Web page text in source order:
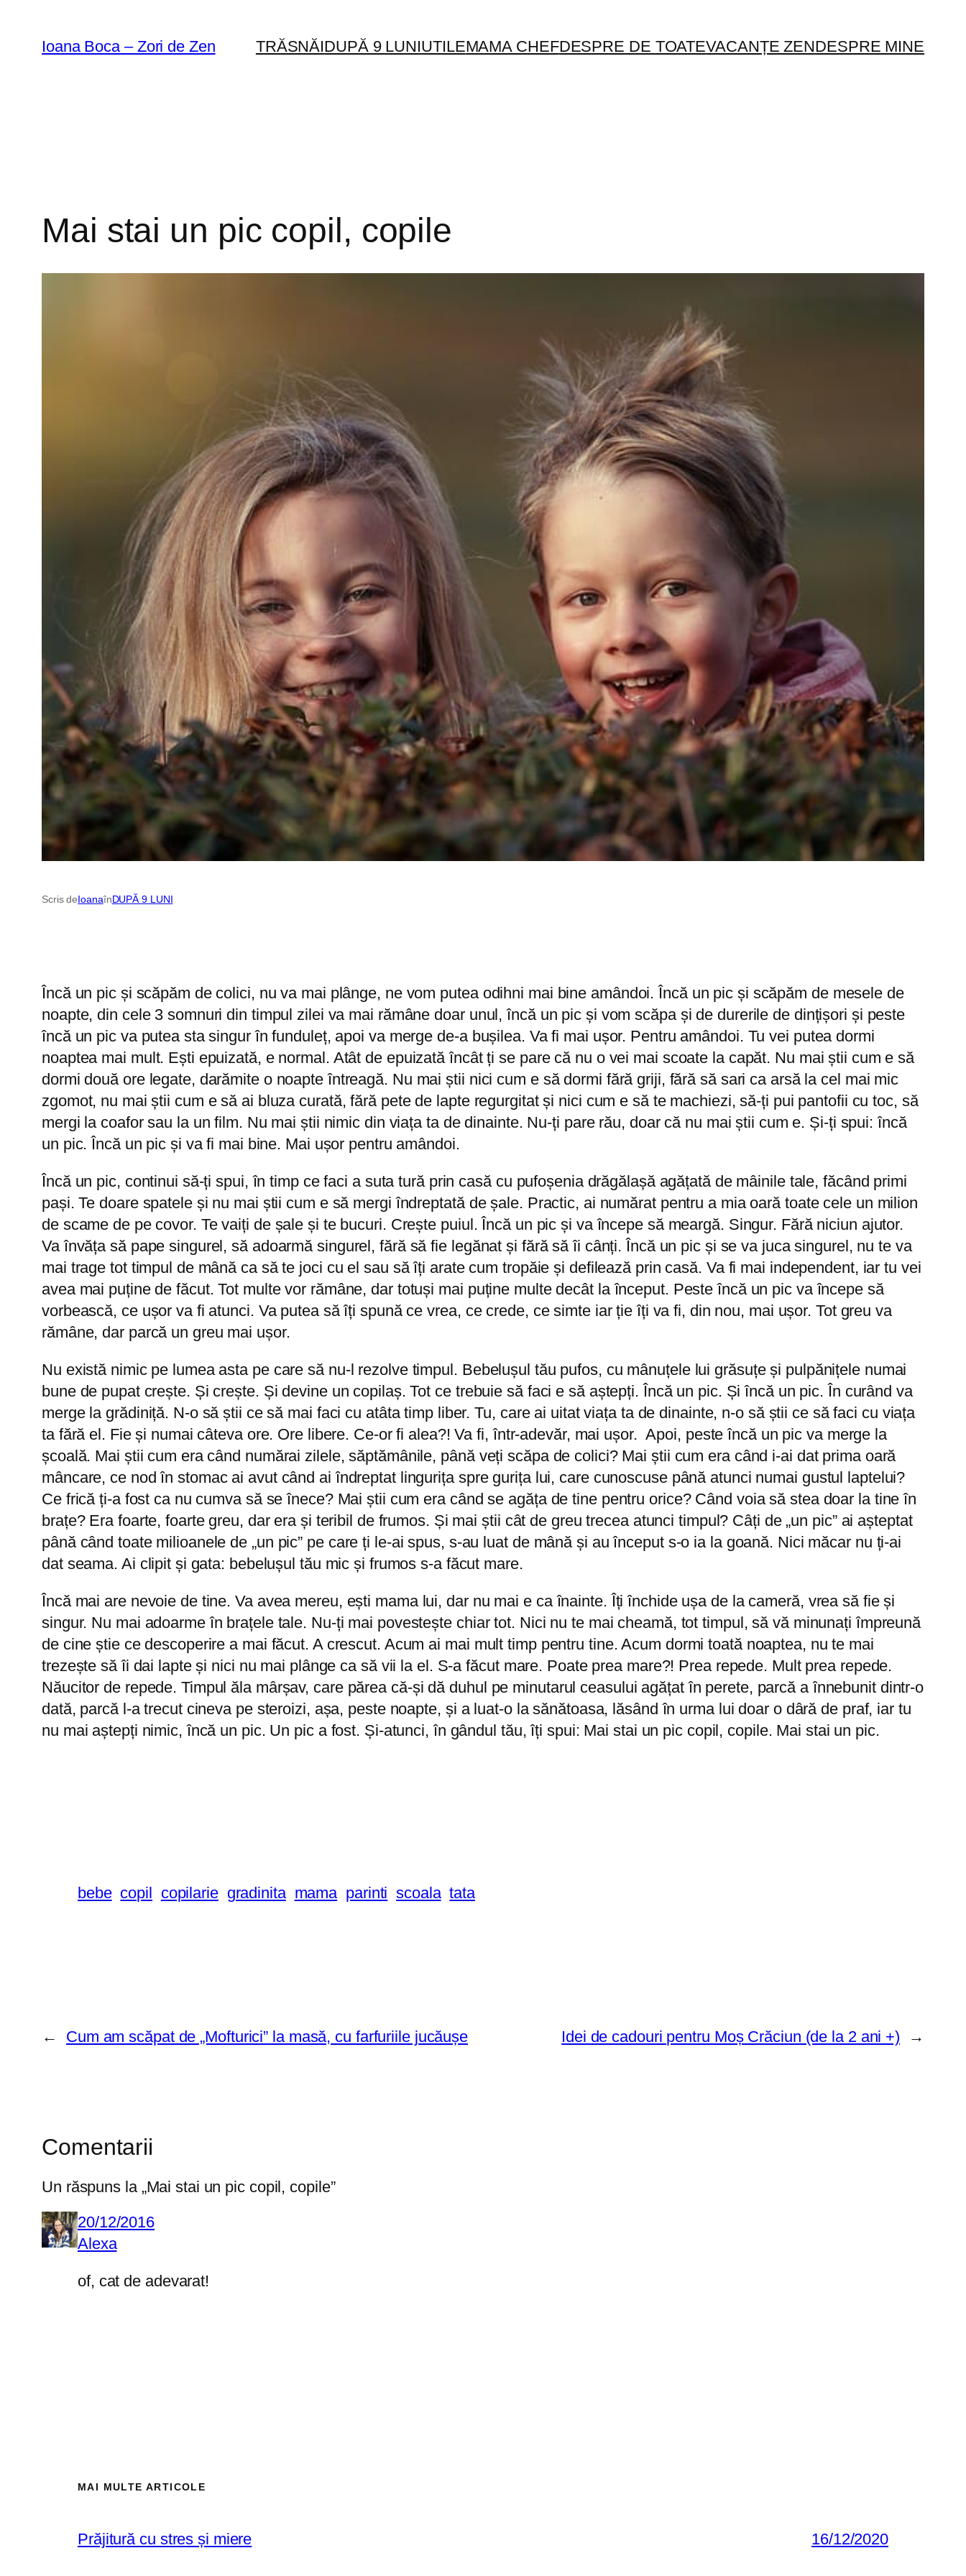
conținut
Ioana Boca – Zori de Zen TRĂSNĂIDUPĂ 9 LUNIUTILEMAMA CHEFDESPRE DE TOATEVACANȚE ZENDESPRE MINE
Mai stai un pic copil, copile
Scris deIoanaînDUPĂ 9 LUNI
Încă un pic și scăpăm de colici, nu va mai plânge, ne vom putea odihni mai bine amândoi. Încă un pic și scăpăm de mesele de
noapte, din cele 3 somnuri din timpul zilei va mai rămâne doar unul, încă un pic și vom scăpa și de durerile de dințișori și peste
încă un pic va putea sta singur în funduleț, apoi va merge de-a bușilea. Va fi mai ușor. Pentru amândoi. Tu vei putea dormi
noaptea mai mult. Ești epuizată, e normal. Atât de epuizată încât ți se pare că nu o vei mai scoate la capăt. Nu mai știi cum e să
dormi două ore legate, darămite o noapte întreagă. Nu mai știi nici cum e să dormi fără griji, fără să sari ca arsă la cel mai mic
zgomot, nu mai știi cum e să ai bluza curată, fără pete de lapte regurgitat și nici cum e să te machiezi, să-ți pui pantofii cu toc, să
mergi la coafor sau la un film. Nu mai știi nimic din viața ta de dinainte. Nu-ți pare rău, doar că nu mai știi cum e. Și-ți spui: încă
un pic. Încă un pic și va fi mai bine. Mai ușor pentru amândoi.
Încă un pic, continui să-ți spui, în timp ce faci a suta tură prin casă cu pufoșenia drăgălașă agățată de mâinile tale, făcând primi
pași. Te doare spatele și nu mai știi cum e să mergi îndreptată de șale. Practic, ai numărat pentru a mia oară toate cele un milion
de scame de pe covor. Te vaiți de șale și te bucuri. Crește puiul. Încă un pic și va începe să meargă. Singur. Fără niciun ajutor.
Va învăța să pape singurel, să adoarmă singurel, fără să fie legănat și fără să îi cânți. Încă un pic și se va juca singurel, nu te va
mai trage tot timpul de mână ca să te joci cu el sau să îți arate cum tropăie și defilează prin casă. Va fi mai independent, iar tu vei
avea mai puține de făcut. Tot multe vor rămâne, dar totuși mai puține multe decât la început. Peste încă un pic va începe să
vorbească, ce ușor va fi atunci. Va putea să îți spună ce vrea, ce crede, ce simte iar ție îți va fi, din nou, mai ușor. Tot greu va
rămâne, dar parcă un greu mai ușor.
Nu există nimic pe lumea asta pe care să nu-l rezolve timpul. Bebelușul tău pufos, cu mânuțele lui grăsuțe și pulpănițele numai
bune de pupat crește. Și crește. Și devine un copilaș. Tot ce trebuie să faci e să aștepți. Încă un pic. Și încă un pic. În curând va
merge la grădiniță. N-o să știi ce să mai faci cu atâta timp liber. Tu, care ai uitat viața ta de dinainte, n-o să știi ce să faci cu viața
ta fără el. Fie și numai câteva ore. Ore libere. Ce-or fi alea?! Va fi, într-adevăr, mai ușor. Apoi, peste încă un pic va merge la
școală. Mai știi cum era când numărai zilele, săptămânile, până veți scăpa de colici? Mai știi cum era când i-ai dat prima oară
mâncare, ce nod în stomac ai avut când ai îndreptat lingurița spre gurița lui, care cunoscuse până atunci numai gustul laptelui?
Ce frică ți-a fost ca nu cumva să se înece? Mai știi cum era când se agăța de tine pentru orice? Când voia să stea doar la tine în
brațe? Era foarte, foarte greu, dar era și teribil de frumos. Și mai știi cât de greu trecea atunci timpul? Câți de „un pic” ai așteptat
până când toate milioanele de „un pic” pe care ți le-ai spus, s-au luat de mână și au început s-o ia la goană. Nici măcar nu ți-ai
dat seama. Ai clipit și gata: bebelușul tău mic și frumos s-a făcut mare.
Încă mai are nevoie de tine. Va avea mereu, ești mama lui, dar nu mai e ca înainte. Îți închide ușa de la cameră, vrea să fie și
singur. Nu mai adoarme în brațele tale. Nu-ți mai povestește chiar tot. Nici nu te mai cheamă, tot timpul, să vă minunați împreună
de cine știe ce descoperire a mai făcut. A crescut. Acum ai mai mult timp pentru tine. Acum dormi toată noaptea, nu te mai
trezește să îi dai lapte și nici nu mai plânge ca să vii la el. S-a făcut mare. Poate prea mare?! Prea repede. Mult prea repede.
Năucitor de repede. Timpul ăla mârșav, care părea că-și dă duhul pe minutarul ceasului agățat în perete, parcă a înnebunit dintr-o
dată, parcă l-a trecut cineva pe steroizi, așa, peste noapte, și a luat-o la sănătoasa, lăsând în urma lui doar o dâră de praf, iar tu
nu mai aștepți nimic, încă un pic. Un pic a fost. Și-atunci, în gândul tău, îți spui: Mai stai un pic copil, copile. Mai stai un pic.
bebe copil copilarie gradinita mama parinti scoala tata
← Cum am scăpat de „Mofturici” la masă, cu farfuriile jucăușe Idei de cadouri pentru Moș Crăciun (de la 2 ani +) →
Comentarii
Un răspuns la „Mai stai un pic copil, copile”
20/12/2016
Alexa
of, cat de adevarat!
MAI MULTE ARTICOLE
Prăjitură cu stres și miere 16/12/2020